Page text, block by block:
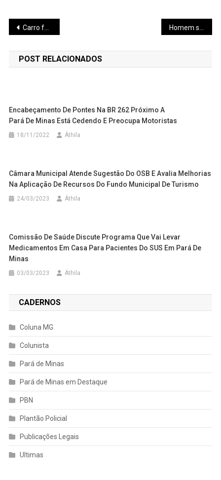
Navegação
de
Post
Carro furtado em Pará de Minas foi localizado próximo a comunidade rural
POST RELACIONADOS
Encabeçamento De Pontes Na BR 262 Próximo A
Pará De Minas Está Cedendo E Preocupa Motoristas
18/11/2022 Áthila
Câmara Municipal Atende Sugestão Do OSB E Avalia Melhorias
Na Aplicação De Recursos Do Fundo Municipal De Turismo
24/03/2023 Áthila
Comissão De Saúde Discute Programa Que Vai Levar
Medicamentos Em Casa Para Pacientes Do SUS Em Pará De
Minas
03/03/2023 Áthila
CADERNOS
Coluna MG
Colunista
Pará de Minas
Pará de Minas em Destaque
PBN
Plantão Policial
Publicações Legais
Ultimas